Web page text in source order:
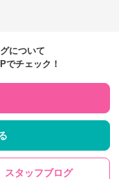
について
でチェック！
スタッフブログ